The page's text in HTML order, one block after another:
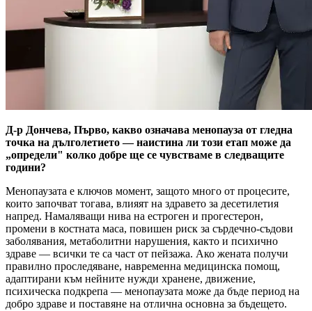
Д-р Дончева, Първо, какво означава менопауза от гледна
точка на дълголетието — наистина ли този етап може да
„определи" колко добре ще се чувстваме в следващите
години?
Менопаузата е ключов момент, защото много от процесите,
които започват тогава, влияят на здравето за десетилетия
напред. Намаляващи нива на естроген и прогестерон,
промени в костната маса, повишен риск за сърдечно-съдови
заболявания, метаболитни нарушения, както и психично
здраве — всички те са част от пейзажа. Ако жената получи
правилно проследяване, навременна медицинска помощ,
адаптирани към нейните нужди хранене, движение,
психическа подкрепа — менопаузата може да бъде период на
добро здраве и поставяне на отлична основна за бъдещето.